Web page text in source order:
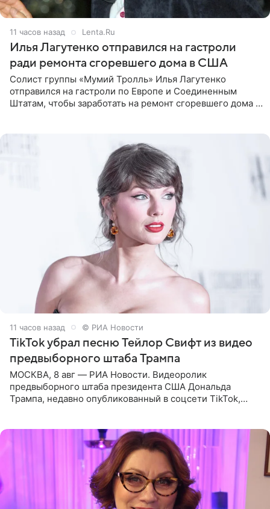
11 часов назад Lenta.Ru
Илья Лагутенко отправился на гастроли
ради ремонта сгоревшего дома в США
Солист группы «Мумий Тролль» Илья Лагутенко
отправился на гастроли по Европе и Соединенным
Штатам, чтобы заработать на ремонт сгоревшего дома в
11 часов назад © РИА Новости
TikTok убрал песню Тейлор Свифт из видео
предвыборного штаба Трампа
МОСКВА, 8 авг — РИА Новости. Видеоролик
предвыборного штаба президента США Дональда
Трампа, недавно опубликованный в соцсети TikTok,